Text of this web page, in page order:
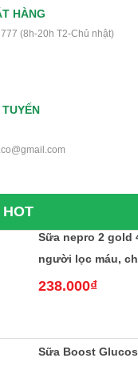
HÀNG
(8h-20h T2-Chủ nhật)
Sữa Fontactiv
người tiểu đường
người suy thận,
Sữa nepro 2 gold
người lọc máu,
238.000₫
Sữa Boost